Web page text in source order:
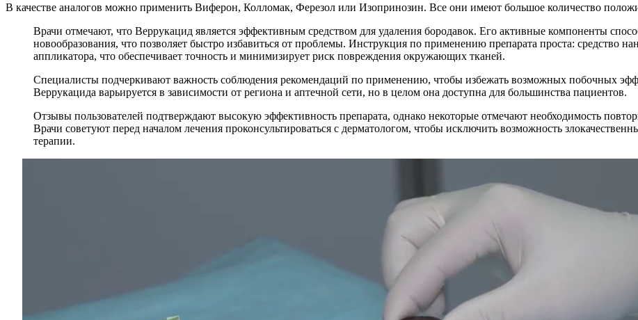
В качестве аналогов можно применить Виферон, Колломак, Ферезол или Изопринозин. Все они имеют большое количество
Врачи отмечают, что Веррукацид является эффективным средством для удаления бородавок. Его активные компоненты
новообразования, что позволяет быстро избавиться от проблемы. Инструкция по применению препарата проста: средство
аппликатора, что обеспечивает точность и минимизирует риск повреждения окружающих тканей.
Специалисты подчеркивают важность соблюдения рекомендаций по применению, чтобы избежать возможных побочных
Веррукацида варьируется в зависимости от региона и аптечной сети, но в целом она доступна для большинства пациентов.
Отзывы пользователей подтверждают высокую эффективность препарата, однако некоторые отмечают необходимость
Врачи советуют перед началом лечения проконсультироваться с дерматологом, чтобы исключить возможность
терапии.